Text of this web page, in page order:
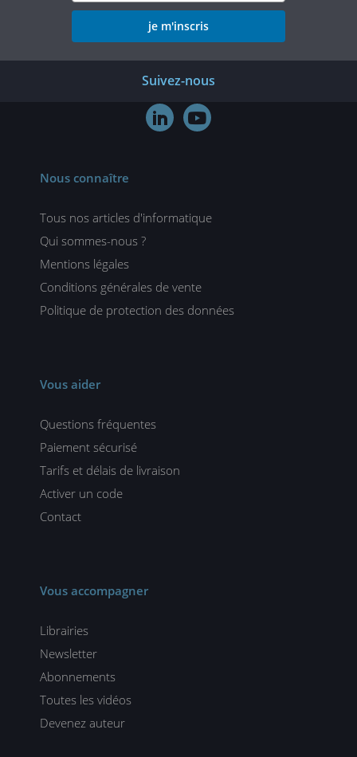
je m'inscris
Suivez-nous
 
Nous connaître
Tous nos articles d'informatique
Qui sommes-nous ?
Mentions légales
Conditions générales de vente
Politique de protection des données
Vous aider
Questions fréquentes
Paiement sécurisé
Tarifs et délais de livraison
Activer un code
Contact
Vous accompagner
Librairies
Newsletter
Abonnements
Toutes les vidéos
Devenez auteur